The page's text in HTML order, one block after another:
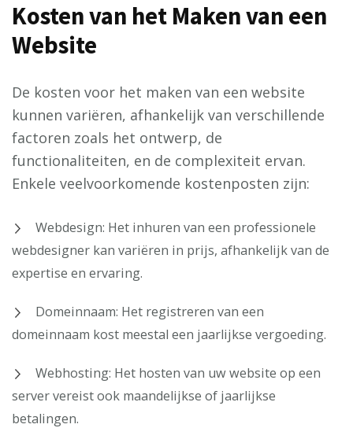
Kosten van het Maken van een
Website
De kosten voor het maken van een website
kunnen variëren, afhankelijk van verschillende
factoren zoals het ontwerp, de
functionaliteiten, en de complexiteit ervan.
Enkele veelvoorkomende kostenposten zijn:
Webdesign: Het inhuren van een professionele
webdesigner kan variëren in prijs, afhankelijk van de
expertise en ervaring.
Domeinnaam: Het registreren van een
domeinnaam kost meestal een jaarlijkse vergoeding.
Webhosting: Het hosten van uw website op een
server vereist ook maandelijkse of jaarlijkse
betalingen.